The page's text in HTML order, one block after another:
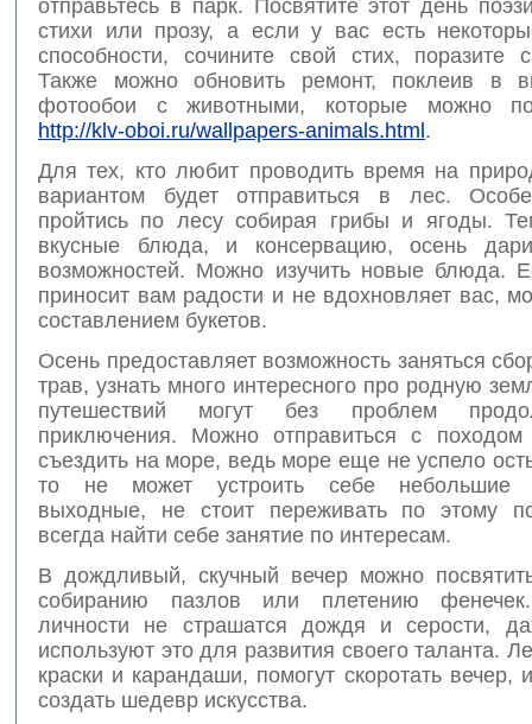
отправьтесь в парк. Посвятите этот день
стихи или прозу, а если у вас есть
способности, сочините свой стих, поразите
Также можно обновить ремонт, поклеив в
фотообои с животными, которые можно
http://klv-oboi.ru/wallpapers-animals.html.
Для тех, кто любит проводить время на
вариантом будет отправиться в лес.
пройтись по лесу собирая грибы и ягоды.
вкусные блюда, и консервацию, осень
возможностей. Можно изучить новые блюда.
приносит вам радости и не вдохновляет вас,
составлением букетов.
Осень предоставляет возможность заняться
трав, узнать много интересного про родную
путешествий могут без проблем
приключения. Можно отправиться с
съездить на море, ведь море еще не успело
то не может устроить себе небольшие
выходные, не стоит переживать по этому
всегда найти себе занятие по интересам.
В дождливый, скучный вечер можно
собиранию пазлов или плетению фенечек.
личности не страшатся дождя и серости,
используют это для развития своего таланта.
краски и карандаши, помогут скоротать вечер,
создать шедевр искусства.